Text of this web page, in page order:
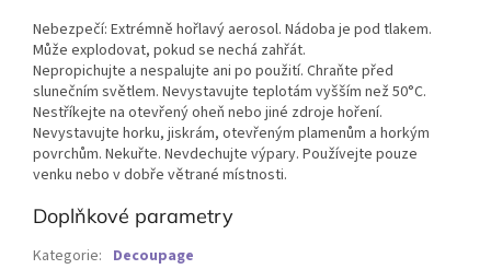
Nebezpečí: Extrémně hořlavý aerosol. Nádoba je pod tlakem.
Může explodovat, pokud se nechá zahřát.
Nepropichujte a nespalujte ani po použití. Chraňte před
slunečním světlem. Nevystavujte teplotám vyšším než 50°C.
Nestříkejte na otevřený oheň nebo jiné zdroje hoření.
Nevystavujte horku, jiskrám, otevřeným plamenům a horkým
povrchům. Nekuřte. Nevdechujte výpary. Používejte pouze
venku nebo v dobře větrané místnosti.
Doplňkové parametry
Kategorie: Decoupage